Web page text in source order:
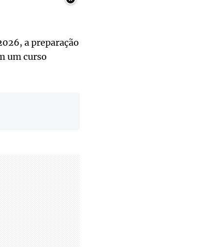
a preparação
um curso